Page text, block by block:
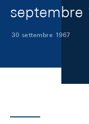
septembre
30 settembre 1967